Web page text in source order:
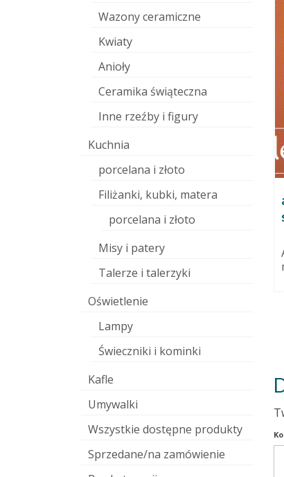
Kule ogrodowe
Więc kulam sobie, wydrążam,
mało....
Wazony ceramiczne
Kwiaty
Anioły
Ceramika świąteczna
Inne rzeźby i figury
Kuchnia
porcelana i złoto
Filiżanki, kubki, matera
porcelana i złoto
Misy i patery
Talerze i talerzyki
Oświetlenie
Lampy
Świeczniki i kominki
Kafle
Umywalki
Wszystkie dostępne produkty
Sprzedane/na zamówienie